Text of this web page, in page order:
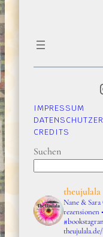
IMPRESSUM
CREDITS
Suchen
theujulala
Nane &
rezensionen